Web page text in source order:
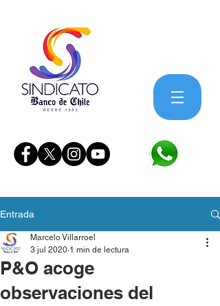
Entrada
P&O acoge
observaciones del
Marcelo Villarroel
3 jul 2020 1 min de lectura